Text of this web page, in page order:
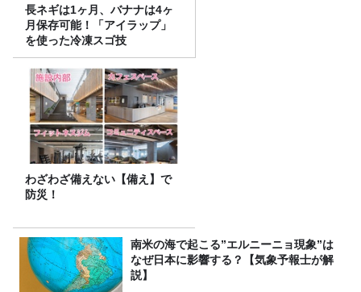
長ネギは1ヶ月、バナナは4ヶ
月保存可能！「アイラップ」
を使った冷凍スゴ技
わざわざ備えない【備え】で
防災！
南米の海で起こる”エルニーニョ現象”は
なぜ日本に影響する？【気象予報士が解
説】